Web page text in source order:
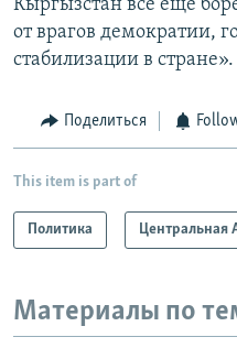
Кыргызстан все еще
от врагов демократии,
стабилизации в стране».
Поделиться
This item is part of
Политика Центральная
Материалы по